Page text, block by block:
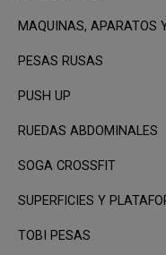
MAQUINAS, APARATOS
PESAS RUSAS
PUSH UP
RUEDAS ABDOMINALES
SOGA CROSSFIT
SUPERFICIES Y
TOBI PESAS